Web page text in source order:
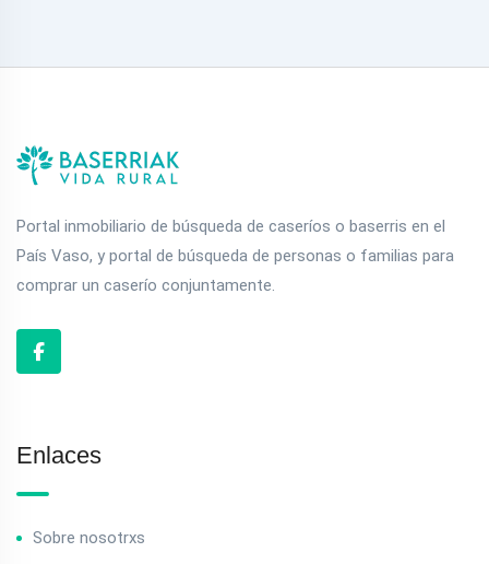
Portal inmobiliario de búsqueda de caseríos o baserris en el
País Vaso, y portal de búsqueda de personas o familias para
comprar un caserío conjuntamente.
Enlaces
Sobre nosotrxs